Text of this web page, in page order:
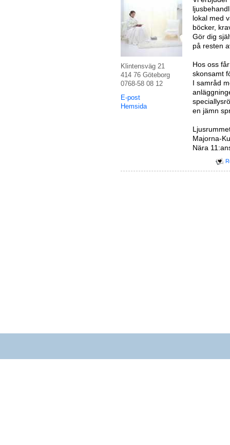
Klintensväg 21
414 76 Göteborg
0768-58 08 12
E-post
Hemsida
lokal med
böcker,
Gör dig
på resten
Hos oss
skonsamt
I samråd
en jämn
Majorna-
Nära